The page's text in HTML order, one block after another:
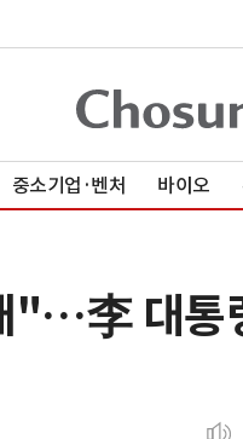
중소기업·벤처 바이오
"…李 대통